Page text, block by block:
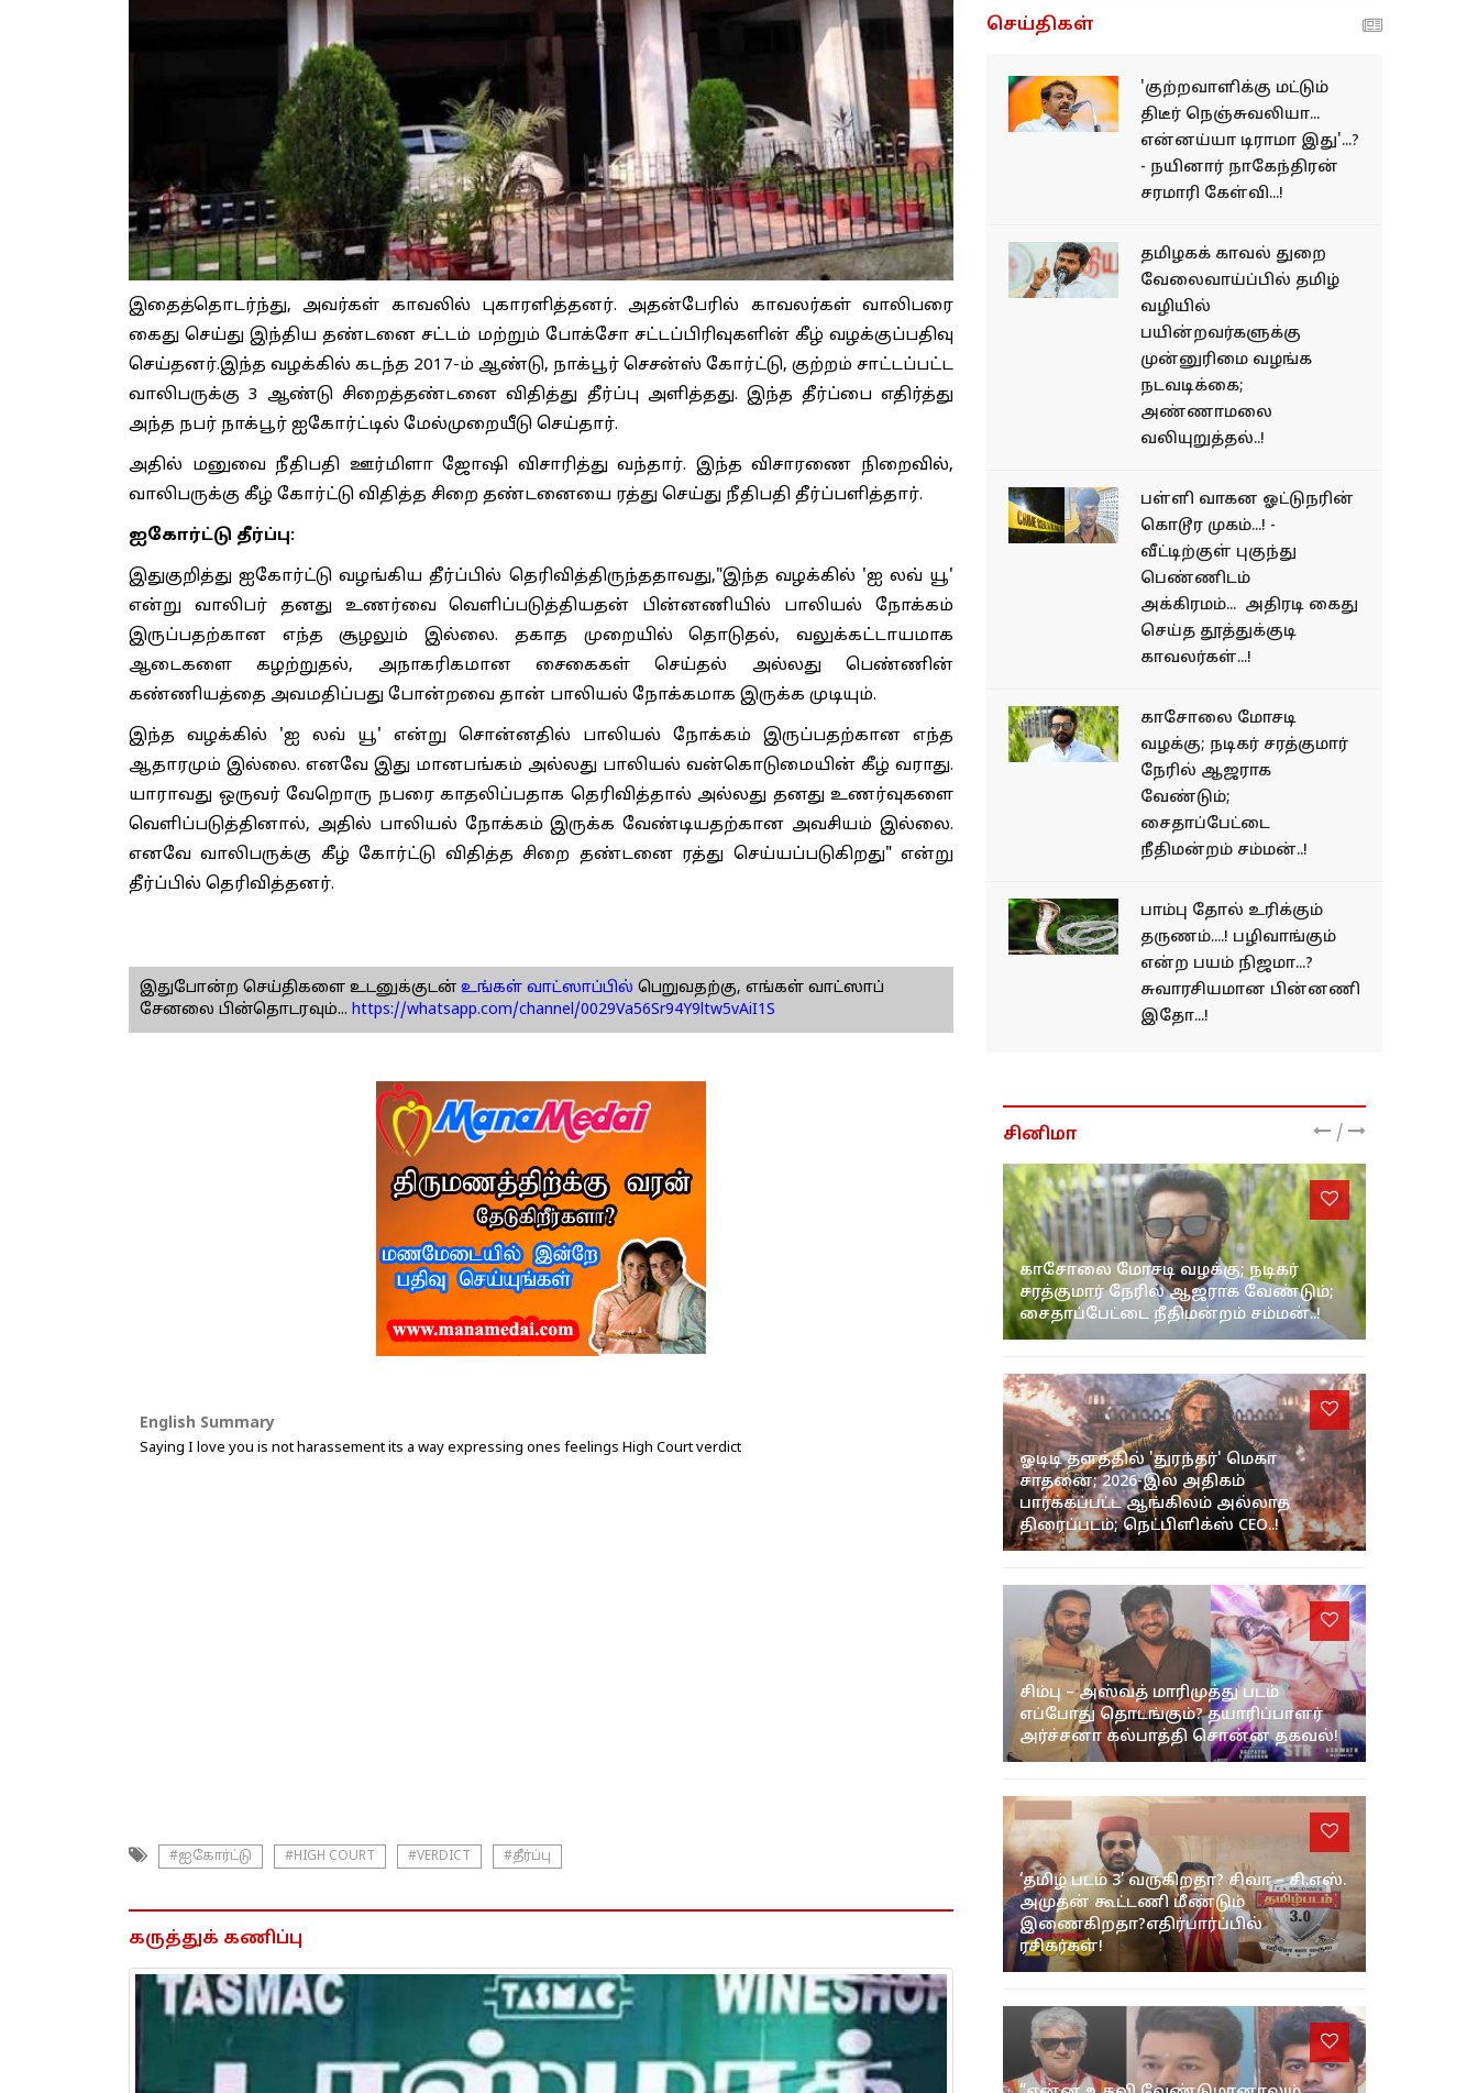
இதைத்தொடர்ந்து, அவர்கள் காவலில் புகாரளித்தனர். அதன்பேரில் காவலர்கள் வாலிபரை
கைது செய்து இந்திய தண்டனை சட்டம் மற்றும் போக்சோ சட்டப்பிரிவுகளின் கீழ் வழக்குப்பதிவு
செய்தனர்.இந்த வழக்கில் கடந்த 2017-ம் ஆண்டு, நாக்பூர் செசன்ஸ் கோர்ட்டு, குற்றம் சாட்டப்பட்ட
வாலிபருக்கு 3 ஆண்டு சிறைத்தண்டனை விதித்து தீர்ப்பு அளித்தது. இந்த தீர்ப்பை எதிர்த்து
அந்த நபர் நாக்பூர் ஐகோர்ட்டில் மேல்முறையீடு செய்தார்.
அதில் மனுவை நீதிபதி ஊர்மிளா ஜோஷி விசாரித்து வந்தார். இந்த விசாரணை நிறைவில்,
வாலிபருக்கு கீழ் கோர்ட்டு விதித்த சிறை தண்டனையை ரத்து செய்து நீதிபதி தீர்ப்பளித்தார்.
ஐகோர்ட்டு தீர்ப்பு:
இதுகுறித்து ஐகோர்ட்டு வழங்கிய தீர்ப்பில் தெரிவித்திருந்ததாவது,"இந்த வழக்கில் 'ஐ லவ் யூ'
என்று வாலிபர் தனது உணர்வை வெளிப்படுத்தியதன் பின்னணியில் பாலியல் நோக்கம்
இருப்பதற்கான எந்த சூழலும் இல்லை. தகாத முறையில் தொடுதல், வலுக்கட்டாயமாக
ஆடைகளை கழற்றுதல், அநாகரிகமான சைகைகள் செய்தல் அல்லது பெண்ணின்
கண்ணியத்தை அவமதிப்பது போன்றவை தான் பாலியல் நோக்கமாக இருக்க முடியும்.
இந்த வழக்கில் 'ஐ லவ் யூ' என்று சொன்னதில் பாலியல் நோக்கம் இருப்பதற்கான எந்த
ஆதாரமும் இல்லை. எனவே இது மானபங்கம் அல்லது பாலியல் வன்கொடுமையின் கீழ் வராது.
யாராவது ஒருவர் வேறொரு நபரை காதலிப்பதாக தெரிவித்தால் அல்லது தனது உணர்வுகளை
வெளிப்படுத்தினால், அதில் பாலியல் நோக்கம் இருக்க வேண்டியதற்கான அவசியம் இல்லை.
எனவே வாலிபருக்கு கீழ் கோர்ட்டு விதித்த சிறை தண்டனை ரத்து செய்யப்படுகிறது" என்று
தீர்ப்பில் தெரிவித்தனர்.
இதுபோன்ற செய்திகளை உடனுக்குடன் உங்கள் வாட்ஸாப்பில் பெறுவதற்கு, எங்கள் வாட்ஸாப்
சேனலை பின்தொடரவும்... https://whatsapp.com/channel/0029Va56Sr94Y9ltw5vAiI1S
English Summary
Saying I love you is not harassement its a way expressing ones feelings High Court verdict
#ஐகோர்ட்டு #HIGH COURT #VERDICT #தீர்ப்பு
கருத்துக் கணிப்பு
செய்திகள்
'குற்றவாளிக்கு மட்டும்
திடீர் நெஞ்சுவலியா...
என்னய்யா டிராமா இது'...?
- நயினார் நாகேந்திரன்
சரமாரி கேள்வி...!
தமிழகக் காவல் துறை
வேலைவாய்ப்பில் தமிழ்
வழியில்
பயின்றவர்களுக்கு
முன்னுரிமை வழங்க
நடவடிக்கை;
அண்ணாமலை
வலியுறுத்தல்..!
பள்ளி வாகன ஓட்டுநரின்
கொடூர முகம்...! -
வீட்டிற்குள் புகுந்து
பெண்ணிடம்
அக்கிரமம்... அதிரடி கைது
செய்த தூத்துக்குடி
காவலர்கள்...!
காசோலை மோசடி
வழக்கு; நடிகர் சரத்குமார்
நேரில் ஆஜராக
வேண்டும்;
சைதாப்பேட்டை
நீதிமன்றம் சம்மன்..!
பாம்பு தோல் உரிக்கும்
தருணம்....! பழிவாங்கும்
என்ற பயம் நிஜமா...?
சுவாரசியமான பின்னணி
இதோ...!
சினிமா /
காசோலை மோசடி வழக்கு; நடிகர்
சரத்குமார் நேரில் ஆஜராக வேண்டும்;
சைதாப்பேட்டை நீதிமன்றம் சம்மன்..!
ஓடிடி தளத்தில் 'துரந்தர்' மெகா
சாதனை; 2026-இல் அதிகம்
பார்க்கப்பட்ட ஆங்கிலம் அல்லாத
திரைப்படம்; நெட்பிளிக்ஸ் CEO..!
சிம்பு – அஸ்வத் மாரிமுத்து படம்
எப்போது தொடங்கும்? தயாரிப்பாளர்
அர்ச்சனா கல்பாத்தி சொன்ன தகவல்!
‘தமிழ் படம் 3’ வருகிறதா? சிவா – சி.எஸ்.
அமுதன் கூட்டணி மீண்டும்
இணைகிறதா?எதிர்பார்ப்பில்
ரசிகர்கள்!